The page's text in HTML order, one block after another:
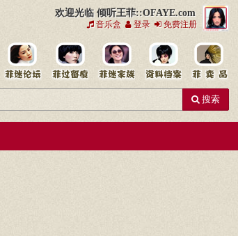
欢迎光临 倾听王菲::OFAYE.com
音乐盒 登录 免费注册
搜索